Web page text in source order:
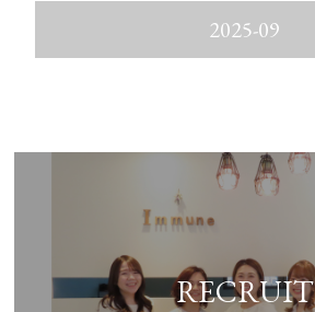
2025-09
RECRUIT